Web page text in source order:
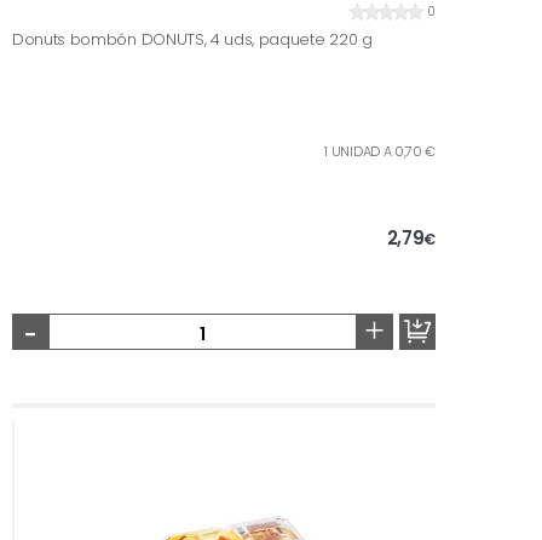
0
Donuts bombón DONUTS, 4 uds, paquete 220 g
1 UNIDAD A 0,70 €
2,79€
- +